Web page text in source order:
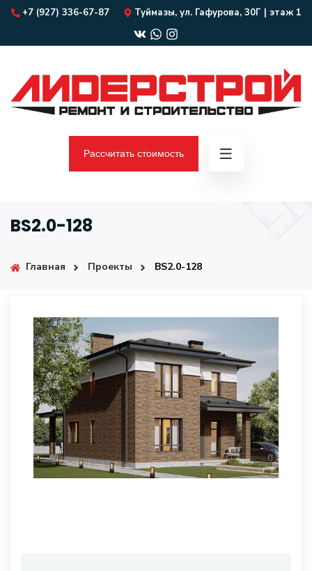
+7 (927) 336-67-87 Туймазы, ул. Гафурова, 30Г | этаж 1
Рассчитать стоимость
BS2.0-128
Главная Проекты BS2.0-128